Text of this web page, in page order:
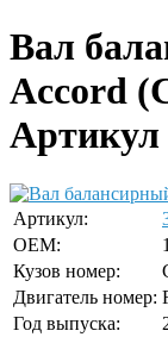
Вал
Accord
Артикул
Артикул:
OEM:
Кузов номер:
Двигатель номер:
Год выпуска: